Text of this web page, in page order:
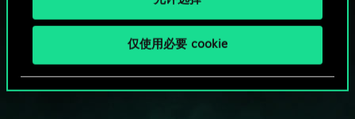
仅使用必要 cookie
HOW ABOUT A ROUND OF GWENT?
PC端免费下载游玩